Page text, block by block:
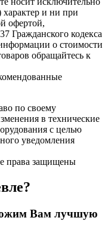
и ни при
офертой,
Гражданского кодекса
о стоимости
обращайтесь к
по своему
в технические
с целью
уведомления
защищены
Вам лучшую